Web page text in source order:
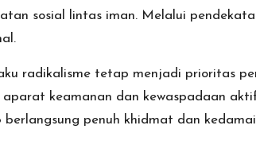
sosial lintas iman. Melalui
radikalisme tetap menjadi prioritas
keamanan dan kewaspadaan
penuh khidmat dan